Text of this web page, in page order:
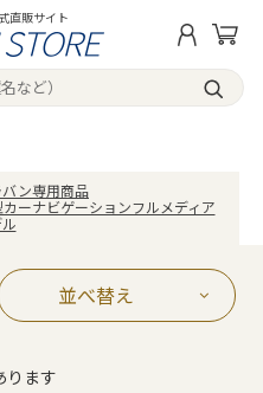
直販サイト
バン専用商品
ーナビゲーションフルメディア
並べ替え
ります